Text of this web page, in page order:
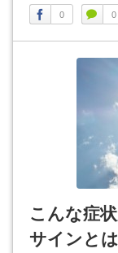
0 0
こんな症
サインとは